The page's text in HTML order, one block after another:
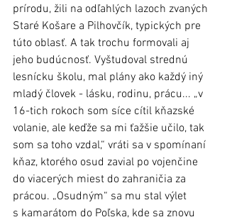
prírodu, žili na odľahlých lazoch zvaných
Staré Košare a Pilhovčík, typických pre
túto oblasť. A tak trochu formovali aj
jeho budúcnosť. Vyštudoval strednú
lesnícku školu, mal plány ako každý iný
mladý človek - lásku, rodinu, prácu... „v
16-tich rokoch som síce cítil kňazské
volanie, ale keďže sa mi ťažšie učilo, tak
som sa toho vzdal,“ vráti sa v spomínaní
kňaz, ktorého osud zavial po vojenčine
do viacerých miest do zahraničia za
prácou. „Osudným“ sa mu stal výlet
s kamarátom do Poľska, kde sa znovu